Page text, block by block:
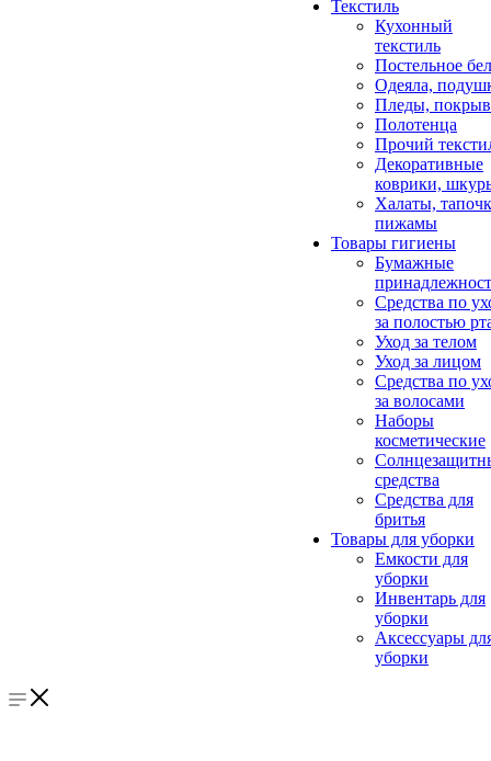
Текстиль
Кухонный
текстиль
Постельное
Одеяла,
Пледы,
Полотенца
Прочий
Декоративные
коврики,
Халаты,
пижамы
Товары гигиены
Бумажные
Средства по
за полостью
Уход за телом
Уход за лицом
Средства по
за волосами
Наборы
косметические
средства
Средства для
бритья
Товары для уборки
Емкости для
уборки
Инвентарь для
уборки
Аксессуары
уборки